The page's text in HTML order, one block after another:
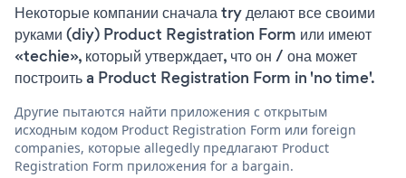
Некоторые компании сначала try делают все своими
руками (diy) Product Registration Form или имеют
«techie», который утверждает, что он / она может
построить a Product Registration Form in 'no time'.
Другие пытаются найти приложения с открытым
исходным кодом Product Registration Form или foreign
companies, которые allegedly предлагают Product
Registration Form приложения for a bargain.